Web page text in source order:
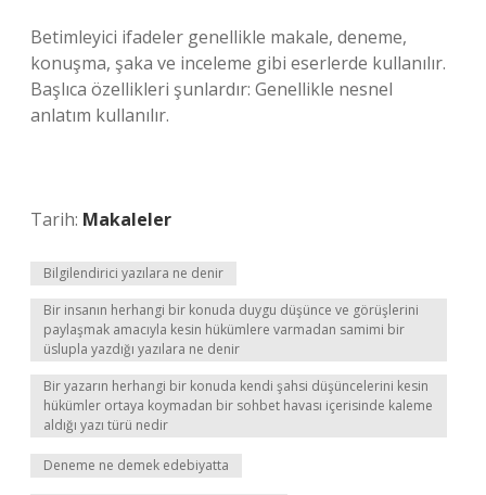
Betimleyici ifadeler genellikle makale, deneme,
konuşma, şaka ve inceleme gibi eserlerde kullanılır.
Başlıca özellikleri şunlardır: Genellikle nesnel
anlatım kullanılır.
Tarih: Makaleler
Bilgilendirici yazılara ne denir
Bir insanın herhangi bir konuda duygu düşünce ve görüşlerini
paylaşmak amacıyla kesin hükümlere varmadan samimi bir
üslupla yazdığı yazılara ne denir
Bir yazarın herhangi bir konuda kendi şahsi düşüncelerini kesin
hükümler ortaya koymadan bir sohbet havası içerisinde kaleme
aldığı yazı türü nedir
Deneme ne demek edebiyatta